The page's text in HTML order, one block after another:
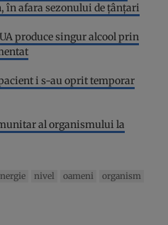
în afara sezonului de țânțari
produce singur alcool prin
i s-au oprit temporar
al organismului la
nivel oameni
organism